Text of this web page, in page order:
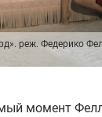
реж. Федерико
момент